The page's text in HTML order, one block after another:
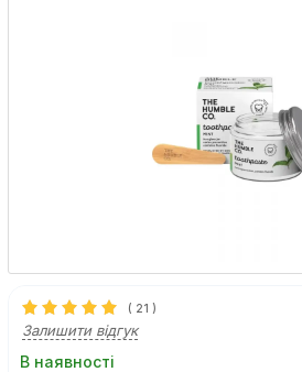
( 21 )
Залишити відгук
В наявності